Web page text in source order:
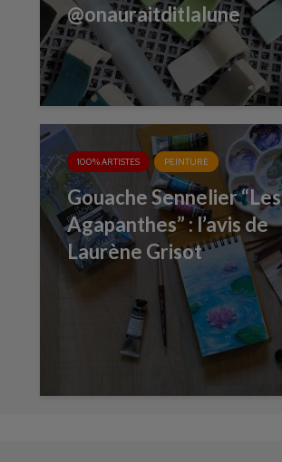
@onauraitditlalune
100% ARTISTES PEINTURE
Gouache Sennelier “Les
Agapanthes” : l’avis de
Laurène Grisot